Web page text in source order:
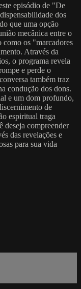
episódio de "De
dos
que uma opção
mecânica entre o
como os "marcadores
Através da
o programa revela
e perde o
também traz
condução dos dons.
e um dom profundo,
de
espiritual traga
deseja compreender
das revelações e
para sua vida